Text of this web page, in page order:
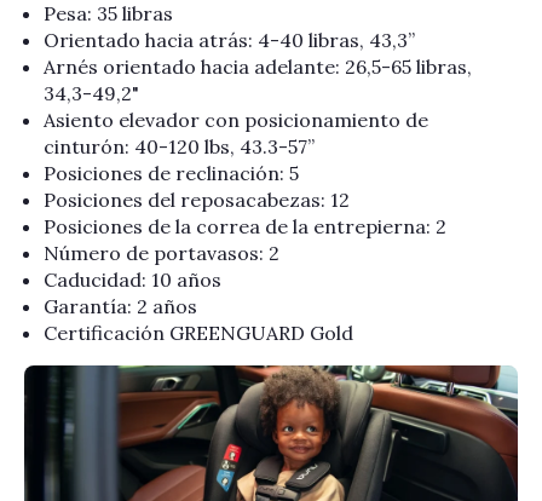
Pesa: 35 libras
Orientado hacia atrás: 4-40 libras, 43,3”
Arnés orientado hacia adelante: 26,5-65 libras,
34,3-49,2"
Asiento elevador con posicionamiento de
cinturón: 40-120 lbs, 43.3-57”
Posiciones de reclinación: 5
Posiciones del reposacabezas: 12
Posiciones de la correa de la entrepierna: 2
Número de portavasos: 2
Caducidad: 10 años
Garantía: 2 años
Certificación GREENGUARD Gold